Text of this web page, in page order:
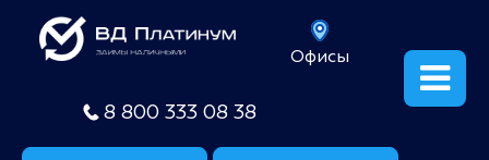
Офисы
8 800 333 08 38